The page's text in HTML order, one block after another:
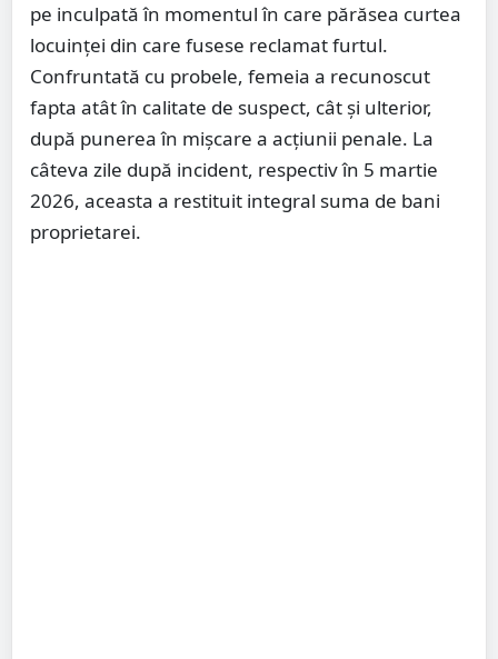
pe inculpată în momentul în care părăsea curtea
locuinței din care fusese reclamat furtul.
Confruntată cu probele, femeia a recunoscut
fapta atât în calitate de suspect, cât și ulterior,
după punerea în mișcare a acțiunii penale. La
câteva zile după incident, respectiv în 5 martie
2026, aceasta a restituit integral suma de bani
proprietarei.